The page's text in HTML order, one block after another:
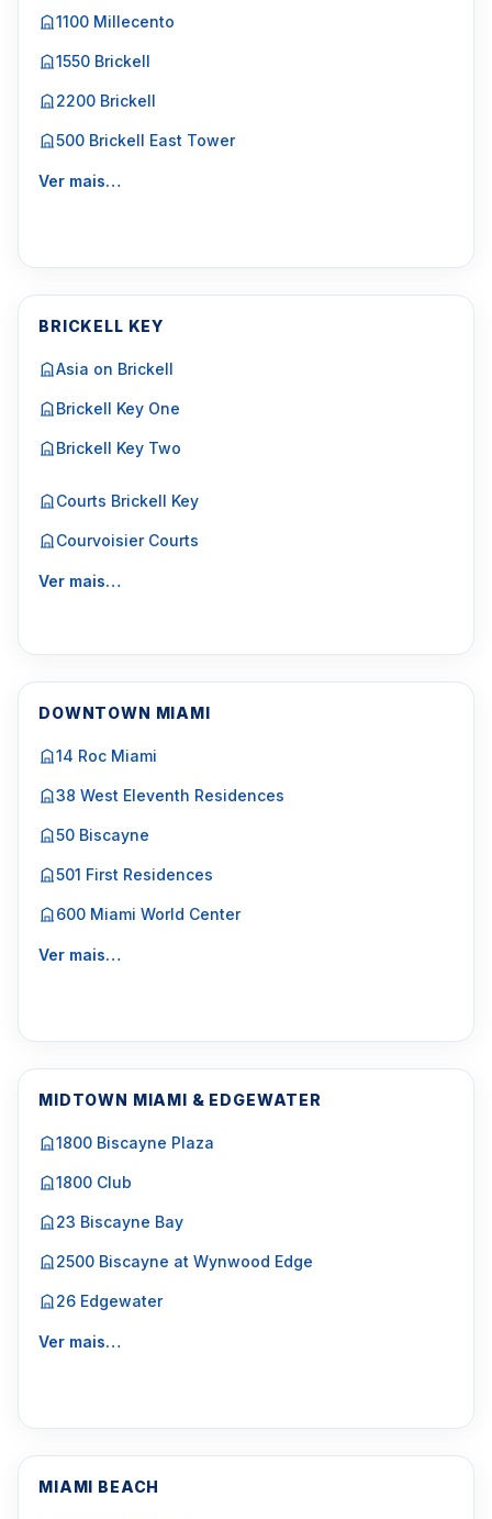
1100 Millecento
1550 Brickell
2200 Brickell
500 Brickell East Tower
Ver mais…
BRICKELL KEY
Asia on Brickell
Brickell Key One
Brickell Key Two
Courts Brickell Key
Courvoisier Courts
Ver mais…
DOWNTOWN MIAMI
14 Roc Miami
38 West Eleventh Residences
50 Biscayne
501 First Residences
600 Miami World Center
Ver mais…
MIDTOWN MIAMI & EDGEWATER
1800 Biscayne Plaza
1800 Club
23 Biscayne Bay
2500 Biscayne at Wynwood Edge
26 Edgewater
Ver mais…
MIAMI BEACH